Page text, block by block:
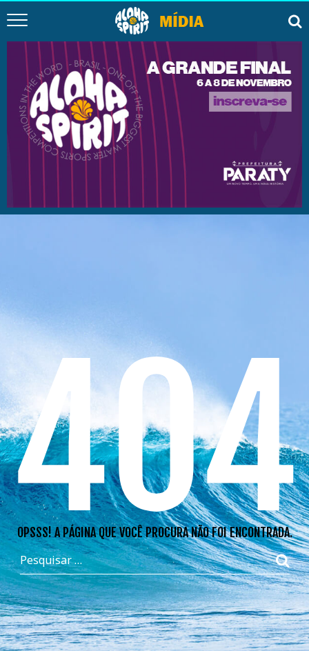
404
OPSSS! A PÁGINA QUE VOCÊ PROCURA NÃO FOI ENCONTRADA.